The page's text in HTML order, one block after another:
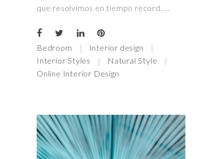
que resolvimos en tiempo record.
Bedroom
Interior design
Interior Styles
Natural Style
Online Interior Design